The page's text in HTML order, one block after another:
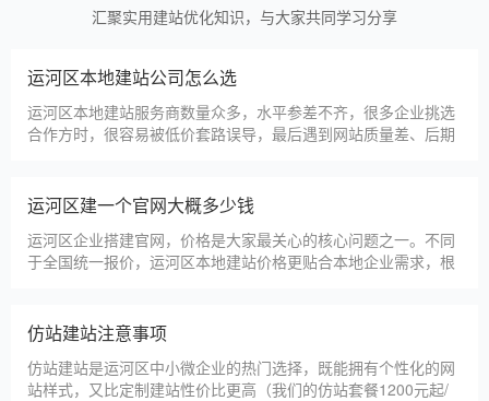
汇聚实用建站优化知识，与大家共同学习分享
运河区本地建站公司怎么选
运河区本地建站服务商数量众多，水平参差不齐，很多企业挑选
合作方时，很容易被低价套路误导，最后遇到网站质量差、后期
单实用的挑选技巧，帮大家轻松选到靠谱的建站团队。第一，优
先选择深耕建站行业多年
运河区建一个官网大概多少钱
运河区企业搭建官网，价格是大家最关心的核心问题之一。不同
于全国统一报价，运河区本地建站价格更贴合本地企业需求，根
形消费，完全符合本地企业的预算需求。目前，我们针对运河区
本地企业，推出4类核心建站套餐
仿站建站注意事项
仿站建站是运河区中小微企业的热门选择，既能拥有个性化的网
站样式，又比定制建站性价比更高（我们的仿站套餐1200元起/